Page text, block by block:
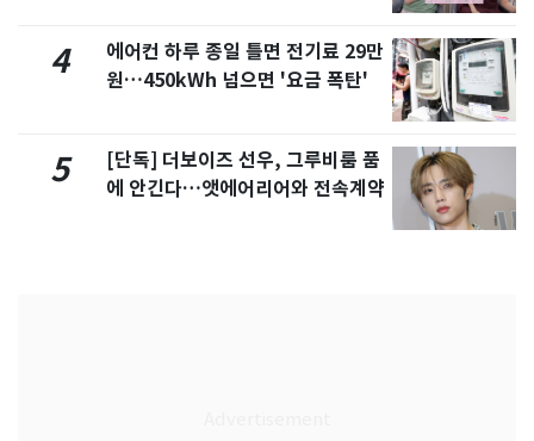
4
에어컨 하루 종일 틀면 전기료 29만
원…450kWh 넘으면 '요금 폭탄'
5
[단독] 더보이즈 선우, 그루비룸 품
에 안긴다…앳에어리어와 전속계약